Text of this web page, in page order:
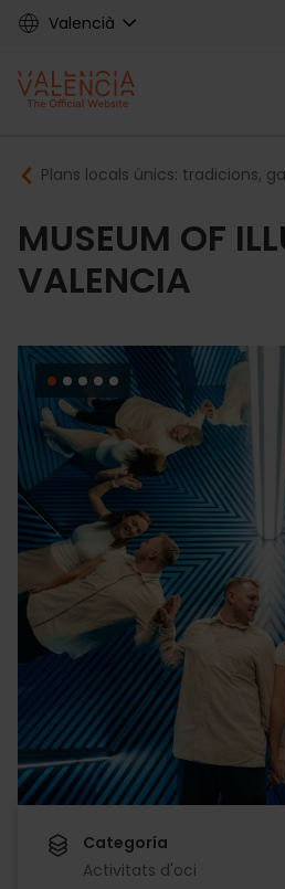
Skip
content
Valencià
Main
navigation
Breadcrumb
Plans locals únics: tradicions,
MUSEUM OF
VALENCIA
Categoría
Activitats d'oci